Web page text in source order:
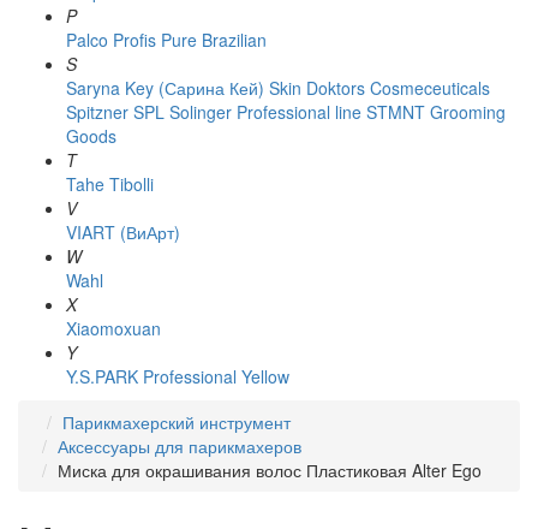
P
Palco Profis Pure Brazilian
S
Saryna Key (Сарина Кей) Skin Doktors Cosmeceuticals
Spitzner SPL Solinger Professional line STMNT Grooming
Goods
T
Tahe Tibolli
V
VIART (ВиАрт)
W
Wahl
X
Xiaomoxuan
Y
Y.S.PARK Professional Yellow
Парикмахерский инструмент
Аксессуары для парикмахеров
Миска для окрашивания волос Пластиковая Alter Ego